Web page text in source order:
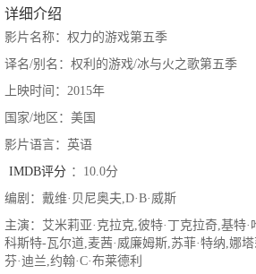
详细介绍
影片名称：权力的游戏第五季
译名/别名：权利的游戏/冰与火之歌第五季
上映时间：2015年
国家/地区：美国
影片语言：英语
IMDB评分 ：10.0分
编剧：戴维·贝尼奥夫,D·B·威斯
主演：艾米莉亚·克拉克,彼特·丁克拉奇,基特·
科斯特-瓦尔道,麦茜·威廉姆斯,苏菲·特纳,娜
芬·迪兰,约翰·C·布莱德利